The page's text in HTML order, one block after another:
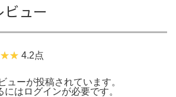
ュー
4.2点
ューが投稿されています。
には ログインが必要です。